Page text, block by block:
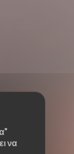
να